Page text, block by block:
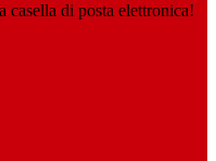
casella di posta elettronica!